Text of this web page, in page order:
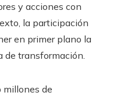
y acciones con
la participación
en primer plano la
de transformación.
millones de